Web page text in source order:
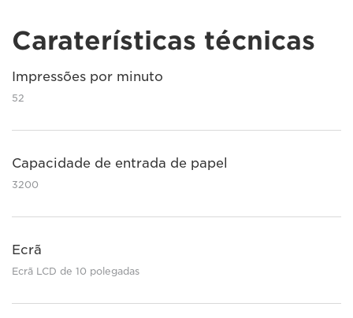
Caraterísticas técnicas
Impressões por minuto
52
Capacidade de entrada de papel
3200
Ecrã
Ecrã LCD de 10 polegadas